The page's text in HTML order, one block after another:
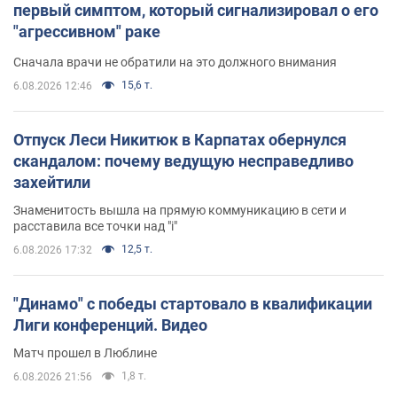
первый симптом, который сигнализировал о его
"агрессивном" раке
Сначала врачи не обратили на это должного внимания
6.08.2026 12:46 15,6 т.
Отпуск Леси Никитюк в Карпатах обернулся
скандалом: почему ведущую несправедливо
захейтили
Знаменитость вышла на прямую коммуникацию в сети и
расставила все точки над "i"
6.08.2026 17:32 12,5 т.
"Динамо" с победы стартовало в квалификации
Лиги конференций. Видео
Матч прошел в Люблине
6.08.2026 21:56 1,8 т.